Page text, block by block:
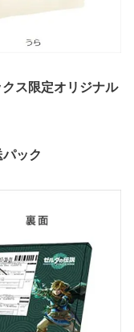
クス限定オリジナル
ック